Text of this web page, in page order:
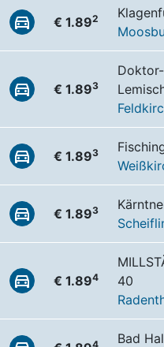
€ 1.892
€ 1.893
€ 1.893
€ 1.893
€ 1.894
40
4
Bad